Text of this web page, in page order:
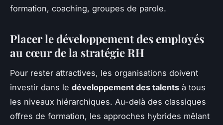
formation, coaching, groupes de parole.
Placer le développement des employés
au cœur de la stratégie RH
Pour rester attractives, les organisations doivent
investir dans le développement des talents à tous
les niveaux hiérarchiques. Au-delà des classiques
offres de formation, les approches hybrides mêlant